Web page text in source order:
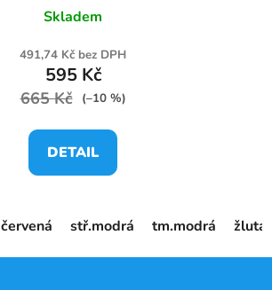
Skladem
491,74 Kč bez DPH
595 Kč
665 Kč (–10 %)
DETAIL
červená stř.modrá tm.modrá žlutá